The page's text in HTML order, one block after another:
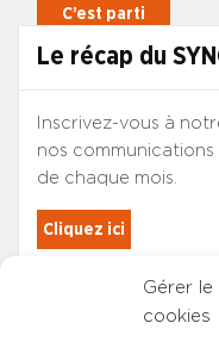
Gérer
cookies
Le récap du
Inscrivez-vous à
nos
de chaque mois.
Cliquez ici
Les adhérents du
sont